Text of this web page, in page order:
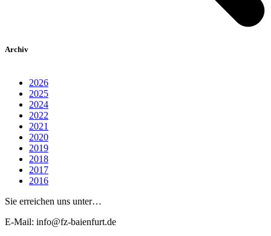
Archiv
2026
2025
2024
2022
2021
2020
2019
2018
2017
2016
Sie erreichen uns unter…
E-Mail: info@fz-baienfurt.de